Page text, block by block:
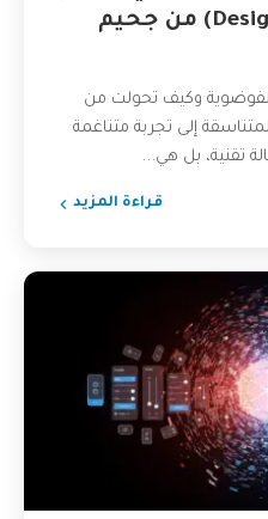
التصميم’ (Design System) من جحيم
وكيف تحولت من
إلى تجربة متناغمة
تقنية، بل هي...
قراءة المزيد